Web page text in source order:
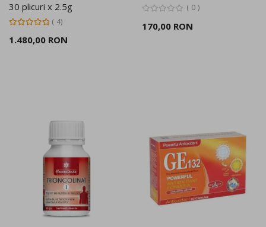
30 plicuri x 2.5g
Rating:
100%
4
1.480,00 RON
0
170,00 RON